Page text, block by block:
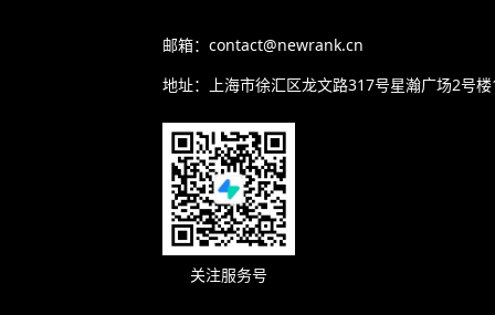
邮箱：contact@newrank.cn
地址：上海市徐汇区龙文路317号星瀚广场2号
关注服务号